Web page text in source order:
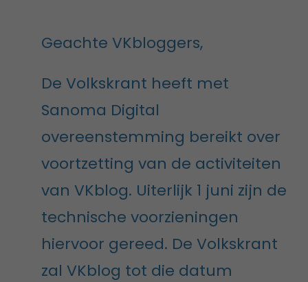
Geachte VKbloggers,
De Volkskrant heeft met
Sanoma Digital
overeenstemming bereikt over
voortzetting van de activiteiten
van VKblog. Uiterlijk 1 juni zijn de
technische voorzieningen
hiervoor gereed. De Volkskrant
zal VKblog tot die datum